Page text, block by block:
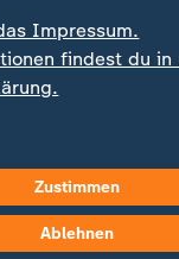
können
werden. Für
als
Impressum.
findest du in
Zustimmen
Ablehnen